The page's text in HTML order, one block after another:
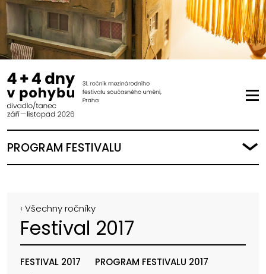
PROGRAM FESTIVALU
‹ Všechny ročníky
Festival 2017
FESTIVAL 2017
PROGRAM FESTIVALU 2017